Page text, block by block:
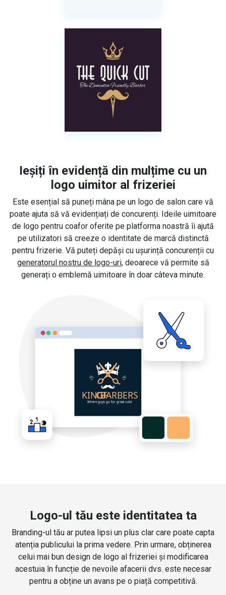
Ieșiți în evidență din mulțime cu un
logo uimitor al frizeriei
Este esențial să puneți mâna pe un logo de salon care vă
poate ajuta să vă evidențiați de concurenți. Ideile uimitoare
de logo pentru coafor oferite pe platforma noastră îi ajută
pe utilizatori să creeze o identitate de marcă distinctă
pentru frizerie. Vă puteți depăși cu ușurință concurenții cu
generatorul nostru de logo-uri, deoarece vă permite să
generați o emblemă uimitoare în doar câteva minute.
Logo-ul tău este identitatea ta
Branding-ul tău ar putea lipsi un plus clar care poate capta
atenția publicului la prima vedere. Prin urmare, obținerea
celui mai bun design de logo al frizeriei și modificarea
acestuia în funcție de nevoile afacerii dvs. este necesar
pentru a obține un avans pe o piață competitivă.